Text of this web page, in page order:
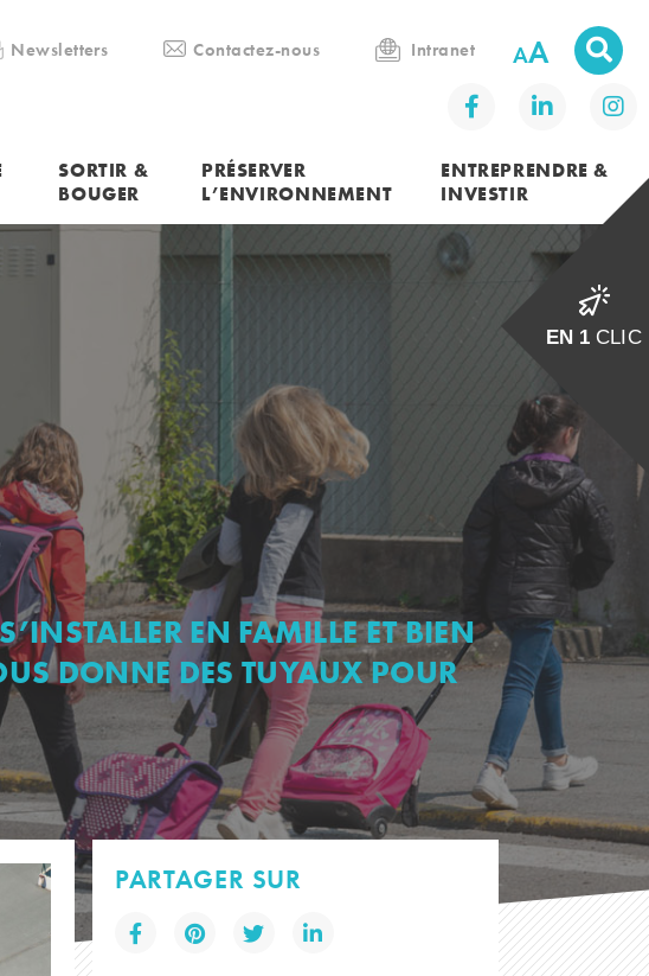
Newsletters Contactez-nous Intranet A
SORTIR &
BOUGER
PRÉSERVER
L’ENVIRONNEMENT
ENTREPRENDRE &
INVESTIR
EN FAMILLE ET BIEN
DONNE DES TUYAUX POUR
PARTAGER SUR